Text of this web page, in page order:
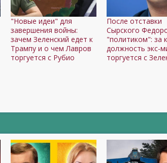
"Новые идеи" для
завершения войны:
зачем Зеленский едет к
Трампу и о чем Лавров
торгуется с Рубио
После отставки
Сырского
"политиком": за
должность экс-
торгуется с